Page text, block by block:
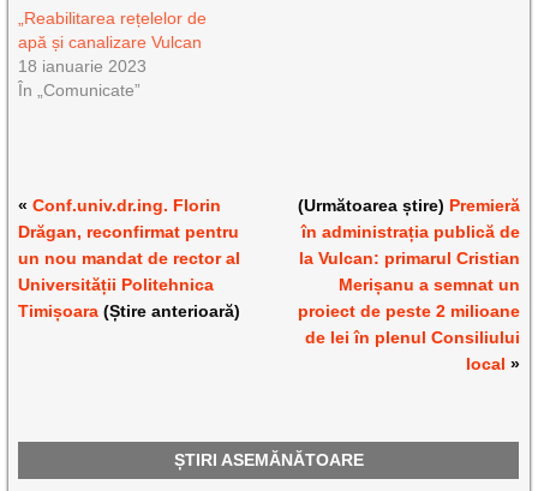
„Reabilitarea rețelelor de
apă și canalizare Vulcan
18 ianuarie 2023
În „Comunicate”
«Conf.univ.dr.ing. Florin
Drăgan, reconfirmat pentru
un nou mandat de rector al
Universității Politehnica
Timișoara (Știre anterioară)
(Următoarea știre) Premieră
în administrația publică de
la Vulcan: primarul Cristian
Merișanu a semnat un
proiect de peste 2 milioane
de lei în plenul Consiliului
local »
ȘTIRI ASEMĂNĂTOARE